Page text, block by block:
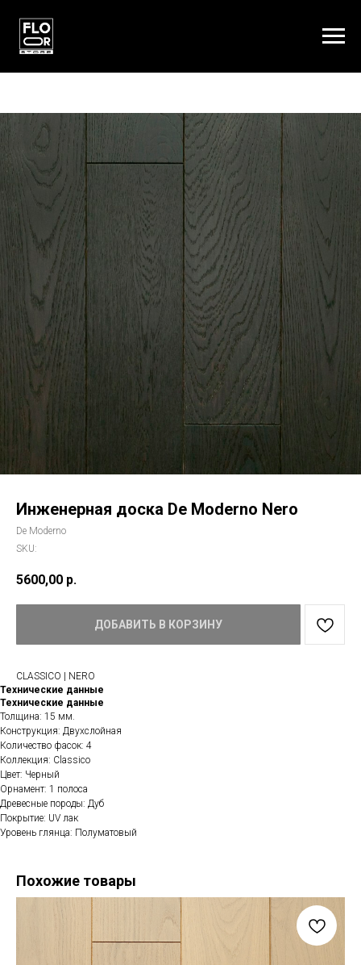
Инженерная доска De Moderno Nero
De Moderno
SKU:
5600,00 р.
ДОБАВИТЬ В КОРЗИНУ
CLASSICO | NERO
Технические данные
Технические данные
Толщина: 15 мм.
Конструкция: Двухслойная
Количество фасок: 4
Коллекция: Classico
Цвет: Черный
Орнамент: 1 полоса
Древесные породы: Дуб
Покрытие: UV лак
Уровень глянца: Полуматовый
Похожие товары